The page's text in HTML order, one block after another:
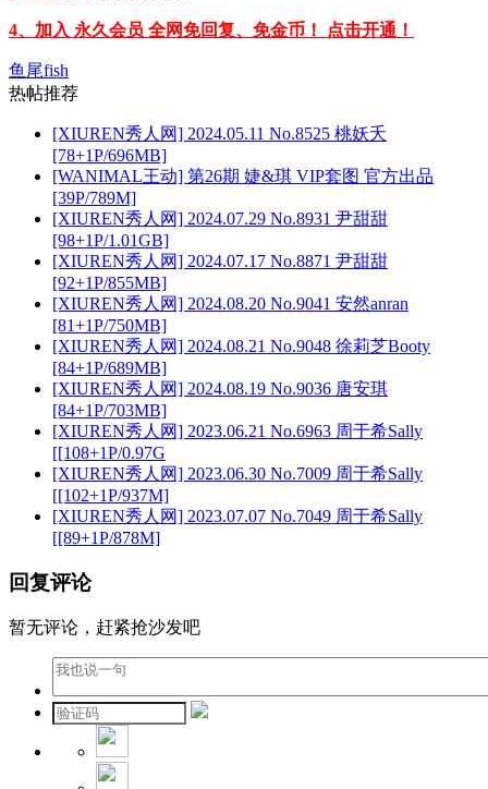
4、加入 永久会员 全网免回复、免金币！ 点击开通！
鱼尾fish
热帖推荐
[XIUREN秀人网] 2024.05.11 No.8525 桃妖夭
[78+1P/696MB]
[WANIMAL王动] 第26期 婕&琪 VIP套图 官方出品
[39P/789M]
[XIUREN秀人网] 2024.07.29 No.8931 尹甜甜
[98+1P/1.01GB]
[XIUREN秀人网] 2024.07.17 No.8871 尹甜甜
[92+1P/855MB]
[XIUREN秀人网] 2024.08.20 No.9041 安然anran
[81+1P/750MB]
[XIUREN秀人网] 2024.08.21 No.9048 徐莉芝Booty
[84+1P/689MB]
[XIUREN秀人网] 2024.08.19 No.9036 唐安琪
[84+1P/703MB]
[XIUREN秀人网] 2023.06.21 No.6963 周于希Sally
[[108+1P/0.97G
[XIUREN秀人网] 2023.06.30 No.7009 周于希Sally
[[102+1P/937M]
[XIUREN秀人网] 2023.07.07 No.7049 周于希Sally
[[89+1P/878M]
回复评论
暂无评论，赶紧抢沙发吧